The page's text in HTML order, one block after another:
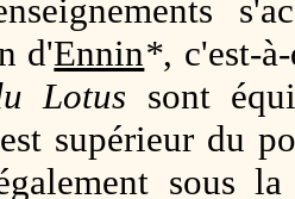
d'Ennin*, c'est-
Lotus sont
supérieur du
sous